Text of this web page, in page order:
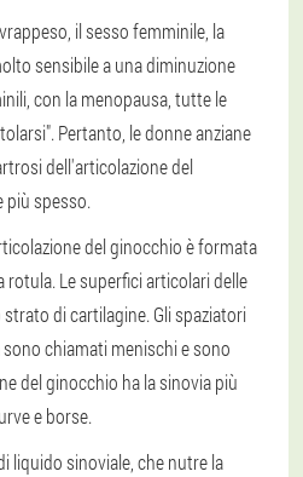
il sesso femminile, la
sensibile a una diminuzione
con la menopausa, tutte le
Pertanto, le donne anziane
dell'articolazione del
più spesso.
del ginocchio è formata
rotula. Le superfici articolari delle
di cartilagine. Gli spaziatori
chiamati menischi e sono
del ginocchio ha la sinovia più
e borse.
liquido sinoviale, che nutre la